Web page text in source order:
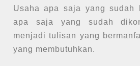
Usaha apa saja yang sudah
apa saja yang sudah
menjadi tulisan yang
yang membutuhkan.